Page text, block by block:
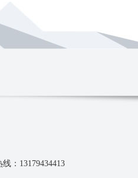
线：13179434413